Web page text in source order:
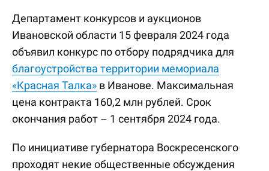
Департамент конкурсов и аукционов
Ивановской области 15 февраля 2024 года
объявил конкурс по отбору подрядчика для
благоустройства территории мемориала
«Красная Талка» в Иванове. Максимальная
цена контракта 160,2 млн рублей. Срок
окончания работ – 1 сентября 2024 года.
По инициативе губернатора Воскресенского
проходят некие общественные обсуждения